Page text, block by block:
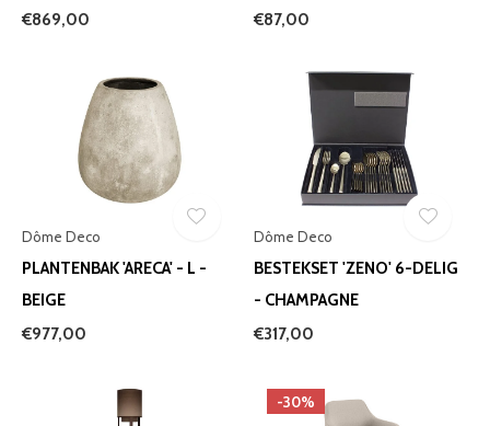
€869,00
€87,00
Dôme Deco
PLANTENBAK 'ARECA' - L -
BEIGE
€977,00
Dôme Deco
BESTEKSET 'ZENO' 6-DELIG
- CHAMPAGNE
€317,00
-30%